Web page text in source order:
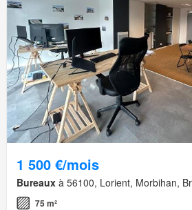
1 500 €/mois
Bureaux à 56100, Lorient, Morbihan,
75 m²